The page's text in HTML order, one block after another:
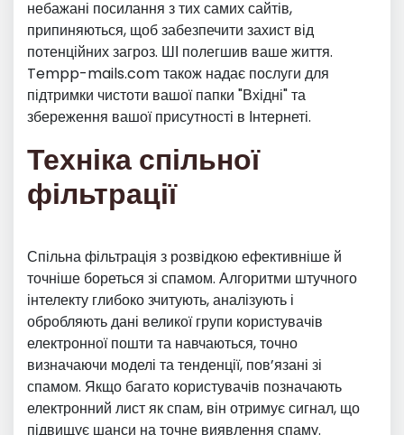
небажані посилання з тих самих сайтів,
припиняються, щоб забезпечити захист від
потенційних загроз. ШІ полегшив ваше життя.
Tempp-mails.com також надає послуги для
підтримки чистоти вашої папки "Вхідні" та
збереження вашої присутності в Інтернеті.
Техніка спільної
фільтрації
Спільна фільтрація з розвідкою ефективніше й
точніше бореться зі спамом. Алгоритми штучного
інтелекту глибоко зчитують, аналізують і
обробляють дані великої групи користувачів
електронної пошти та навчаються, точно
визначаючи моделі та тенденції, пов’язані зі
спамом. Якщо багато користувачів позначають
електронний лист як спам, він отримує сигнал, що
підвищує шанси на точне виявлення спаму.